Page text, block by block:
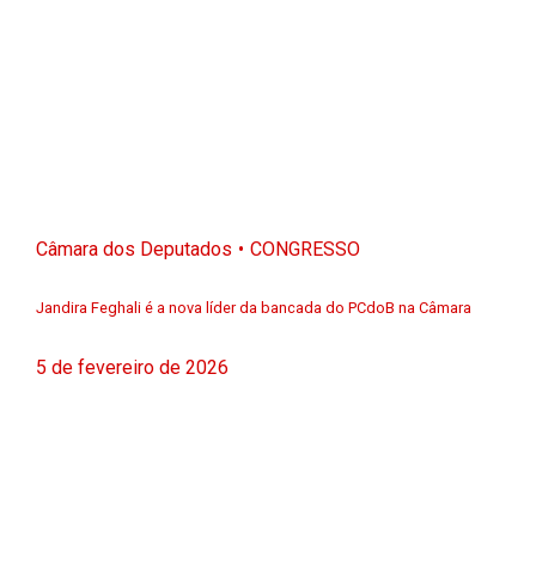
Câmara dos Deputados CONGRESSO
Jandira Feghali é a nova líder da bancada do PCdoB na Câmara
5 de fevereiro de 2026